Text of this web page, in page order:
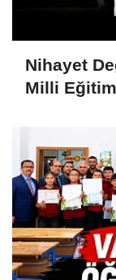
Nihayet
Milli